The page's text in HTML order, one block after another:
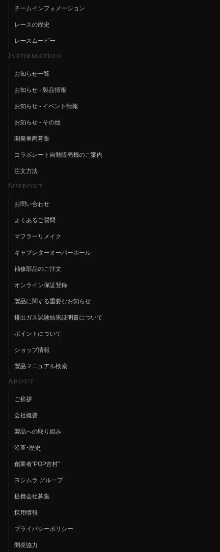
チームインフォメーション
レースの歴史
レースムービー
Information
お知らせ一覧
お知らせ - 製品情報
お知らせ - イベント情報
お知らせ - その他
開発車両募集
コラボレート自動販売機のご案内
注文方法
Support
お問い合わせ
よくあるご質問
マフラーリメイク
キャブレターオーバーホール
補修部品のご注文
オンライン保証登録
製品に関する重要なお知らせ
排出ガス試験結果証明書について
ポイントについて
ショップ情報
製品マニュアル検索
About
ご挨拶
会社概要
製品への取り組み
沿革・歴史
創業者“POP吉村”
ヨシムラ グループ
提携会社募集
採用情報
プライバシーポリシー
開発協力